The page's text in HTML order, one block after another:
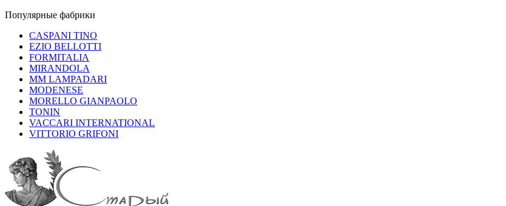
Популярные фабрики
CASPANI TINO
EZIO BELLOTTI
FORMITALIA
MIRANDOLA
MM LAMPADARI
MODENESE
MORELLO GIANPAOLO
TONIN
VACCARI INTERNATIONAL
VITTORIO GRIFONI